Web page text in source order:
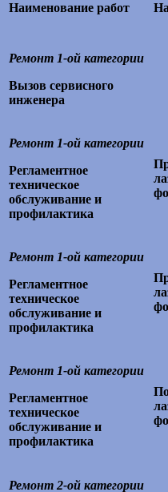
Наименование работ
Ремонт 1-ой категории
Вызов сервисного
инженера
Ремонт 1-ой категории
Регламентное
техническое
обслуживание и
профилактика
Ремонт 1-ой категории
Регламентное
техническое
обслуживание и
профилактика
Ремонт 1-ой категории
Регламентное
техническое
обслуживание и
профилактика
Ремонт 2-ой категории